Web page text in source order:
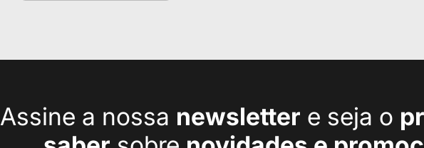
Assine a nossa newsletter e seja o